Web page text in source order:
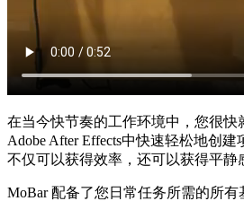
在当今快节奏的工作环境中，您很
Adob​​e After Effects中快速轻松地创
不仅可以获得效率，还可以获得平静
MoBar 配备了您日常任务所需的所